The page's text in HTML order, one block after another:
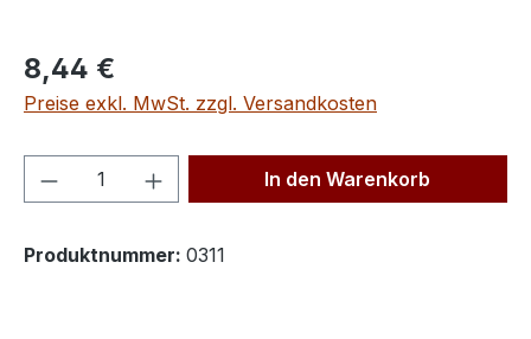
Regulärer Preis:
8,44 €
Preise exkl. MwSt. zzgl. Versandkosten
Produkt Anzahl: Gib denIn den Warenkorb
Produktnummer: 0311